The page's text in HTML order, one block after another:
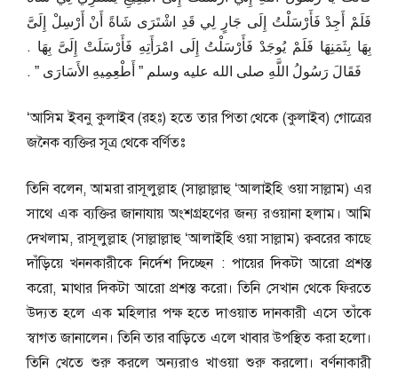
فَلَمْ أَجِدْ فَأَرْسَلْتُ إِلَى جَارٍ لِي قَدِ اشْتَرَى شَاةً أَنْ أَرْسِلْ إِلَىَّ
بِهَا بِثَمَنِهَا فَلَمْ يُوجَدْ فَأَرْسَلْتُ إِلَى امْرَأَتِهِ فَأَرْسَلَتْ إِلَىَّ بِهَا ‏.‏
فَقَالَ رَسُولُ اللَّهِ صلى الله عليه وسلم ‏”‏ أَطْعِمِيهِ الأَسَارَى ‏”‏ ‏.‏
‘আসিম ইবনু কুলাইব (রহঃ) হতে তার পিতা থেকে (কুলাইব) গোত্রের
জনৈক ব্যক্তির সূত্র থেকে বর্ণিতঃ
তিনি বলেন, আমরা রাসূলুল্লাহ (সাল্লাল্লাহু ‘আলাইহি ওয়া সাল্লাম) এর
সাথে এক ব্যক্তির জানাযায় অংশগ্রহণের জন্য রওয়ানা হলাম। আমি
দেখলাম, রাসূলুল্লাহ (সাল্লাল্লাহু ‘আলাইহি ওয়া সাল্লাম) ক্ববরের কাছে
দাঁড়িয়ে খননকারীকে নির্দেশ দিচ্ছেন : পায়ের দিকটা আরো প্রশস্ত
করো, মাথার দিকটা আরো প্রশস্ত করো। তিনি সেখান থেকে ফিরতে
উদ্যত হলে এক মহিলার পক্ষ হতে দাওয়াত দানকারী এসে তাঁকে
স্বাগত জানালেন। তিনি তার বাড়িতে এলে খাবার উপস্থিত করা হলো।
তিনি খেতে শুরু করলে অন্যরাও খাওয়া শুরু করলো। বর্ণনাকারী